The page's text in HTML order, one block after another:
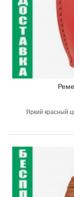
Яркий красный